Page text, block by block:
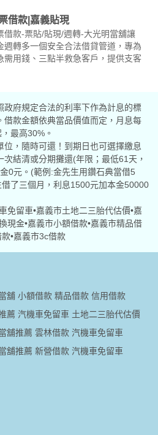
省利息，同時替您增加週轉金，以備
需。 熱門服務： 嘉義當鋪代償,嘉義
當,嘉義代償高利,嘉義當舖增貸,嘉義
息 大小額資金需求~歡迎來電 ……
借款|嘉義貼現
借款-票貼/貼現/週轉-大光明當舖讓
週轉多一個安全合法借貸管道，專為
需用錢、三點半救急客戶，提供支客
錢管道，在緊要關頭能快速解決錢的
熱門服務： 嘉義 ……
政府規定合法的利率下作為計息的標
借款金額依典當品價值而定，月息每
最高30%。
，隨時可還！到期日也可選擇繳息
結清或分期攤還(年限；最低61天，
0元。(範例:金先生用鑽石典當借5
了三個月，利息1500元加本金50000
免留車•嘉義市土地二三胎代估價•嘉
現金•嘉義市小額借款•嘉義市精品借
•嘉義市3c借款
舖 小額借款 精品借款 信用借款
薦 汽機車免留車 土地二三胎代估價
舖推薦 雲林借款 汽機車免留車
舖推薦 新營借款 汽機車免留車